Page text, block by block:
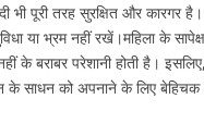
भी पूरी तरह सुरक्षित और कारगर
या भ्रम नहीं रखें।महिला के
के बराबर परेशानी होती है।
के साधन को अपनाने के लिए